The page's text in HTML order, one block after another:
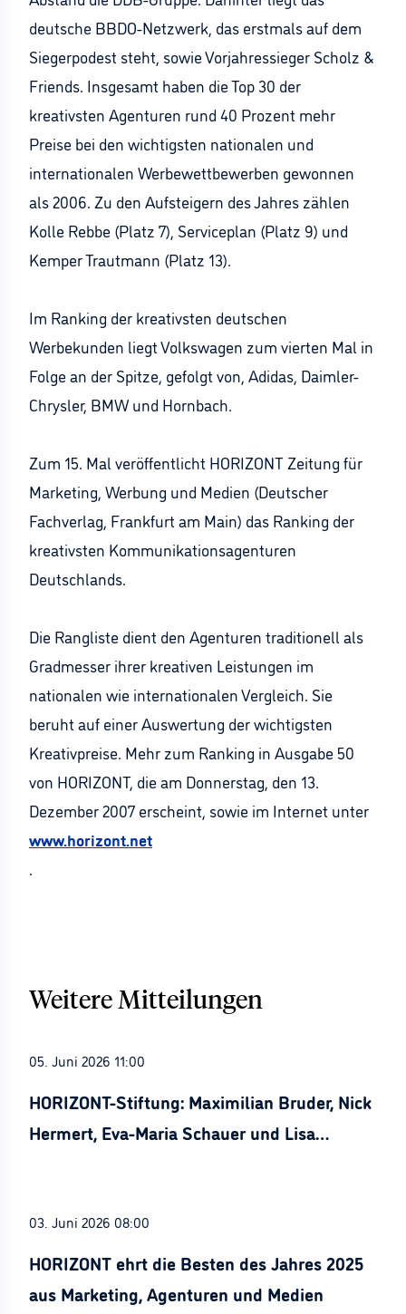
deutsche BBDO-Netzwerk, das erstmals auf dem
Siegerpodest steht, sowie Vorjahressieger Scholz &
Friends. Insgesamt haben die Top 30 der
kreativsten Agenturen rund 40 Prozent mehr
Preise bei den wichtigsten nationalen und
internationalen Werbewettbewerben gewonnen
als 2006. Zu den Aufsteigern des Jahres zählen
Kolle Rebbe (Platz 7), Serviceplan (Platz 9) und
Kemper Trautmann (Platz 13).
Im Ranking der kreativsten deutschen
Werbekunden liegt Volkswagen zum vierten Mal in
Folge an der Spitze, gefolgt von, Adidas, Daimler-
Chrysler, BMW und Hornbach.
Zum 15. Mal veröffentlicht HORIZONT Zeitung für
Marketing, Werbung und Medien (Deutscher
Fachverlag, Frankfurt am Main) das Ranking der
kreativsten Kommunikationsagenturen
Deutschlands.
Die Rangliste dient den Agenturen traditionell als
Gradmesser ihrer kreativen Leistungen im
nationalen wie internationalen Vergleich. Sie
beruht auf einer Auswertung der wichtigsten
Kreativpreise. Mehr zum Ranking in Ausgabe 50
von HORIZONT, die am Donnerstag, den 13.
Dezember 2007 erscheint, sowie im Internet unter
www.horizont.net
.
Weitere Mitteilungen
05. Juni 2026 11:00
HORIZONT-Stiftung: Maximilian Bruder, Nick
Hermert, Eva-Maria Schauer und Lisa
03. Juni 2026 08:00
HORIZONT ehrt die Besten des Jahres 2025
aus Marketing, Agenturen und Medien